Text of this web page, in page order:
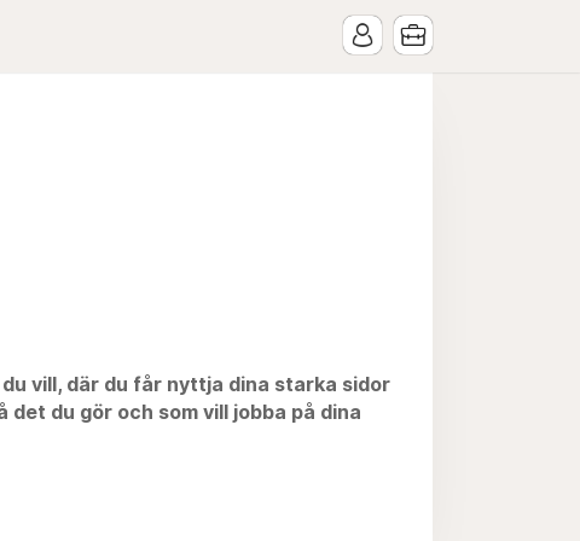
vill, där du får nyttja dina starka sidor
du gör och som vill jobba på dina